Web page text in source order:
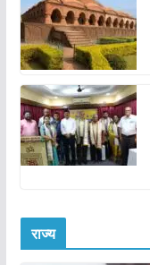
राज्य